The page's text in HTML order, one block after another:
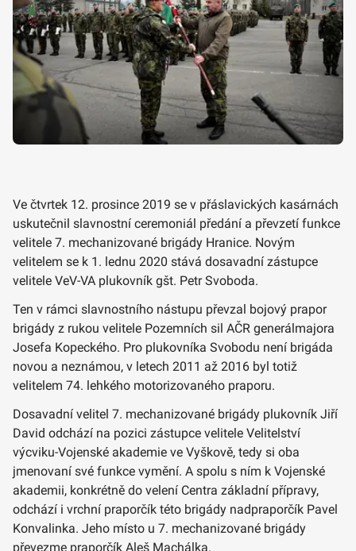
Ve čtvrtek 12. prosince 2019 se v přáslavických kasárnách
uskutečnil slavnostní ceremoniál předání a převzetí funkce
velitele 7. mechanizované brigády Hranice. Novým
velitelem se k 1. lednu 2020 stává dosavadní zástupce
velitele VeV-VA plukovník gšt. Petr Svoboda.
Ten v rámci slavnostního nástupu převzal bojový prapor
brigády z rukou velitele Pozemních sil AČR generálmajora
Josefa Kopeckého. Pro plukovníka Svobodu není brigáda
novou a neznámou, v letech 2011 až 2016 byl totiž
velitelem 74. lehkého motorizovaného praporu.
Dosavadní velitel 7. mechanizované brigády plukovník Jiří
David odchází na pozici zástupce velitele Velitelství
výcviku-Vojenské akademie ve Vyškově, tedy si oba
jmenovaní své funkce vymění. A spolu s ním k Vojenské
akademii, konkrétně do velení Centra základní přípravy,
odchází i vrchní praporčík této brigády nadpraporčík Pavel
Konvalinka. Jeho místo u 7. mechanizované brigády
převezme praporčík Aleš Machálka.